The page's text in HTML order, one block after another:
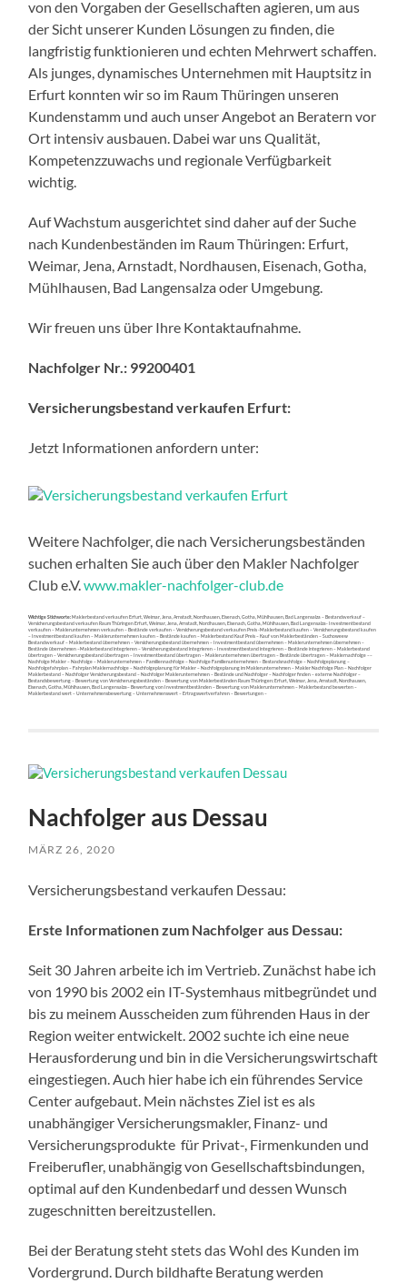
von den Vorgaben der Gesellschaften agieren, um aus
der Sicht unserer Kunden Lösungen zu finden, die
langfristig funktionieren und echten Mehrwert schaffen.
Als junges, dynamisches Unternehmen mit Hauptsitz in
Erfurt konnten wir so im Raum Thüringen unseren
Kundenstamm und auch unser Angebot an Beratern vor
Ort intensiv ausbauen. Dabei war uns Qualität,
Kompetenzzuwachs und regionale Verfügbarkeit
wichtig.
Auf Wachstum ausgerichtet sind daher auf der Suche
nach Kundenbeständen im Raum Thüringen: Erfurt,
Weimar, Jena, Arnstadt, Nordhausen, Eisenach, Gotha,
Mühlhausen, Bad Langensalza oder Umgebung.
Wir freuen uns über Ihre Kontaktaufnahme.
Nachfolger Nr.: 99200401
Versicherungsbestand verkaufen Erfurt:
Jetzt Informationen anfordern unter:
Weitere Nachfolger, die nach Versicherungsbeständen
suchen erhalten Sie auch über den Makler Nachfolger
Club e.V.www.makler-nachfolger-club.de
Wichtige Stichworte:Maklerbestand verkaufen Erfurt, Weimar, Jena, Arnstadt, Nordhausen, Eisenach, Gotha, Mühlhausen, Bad Langensalza – Bestandsverkauf –
Versicherungsbestand verkaufen Raum Thüringen Erfurt, Weimar, Jena, Arnstadt, Nordhausen, Eisenach, Gotha, Mühlhausen, Bad Langensalza- Investmentbestand
verkaufen – Maklerunternehmen verkaufen – Bestände verkaufen – Versicherungsbestand verkaufen Preis -Maklerbestand kaufen – Versicherungsbestand kaufen
– Investmentbestand kaufen – Maklerunternehmen kaufen – Bestände kaufen – Maklerbestand Kauf Preis – Kauf von Maklerbeständen – Suchoweew
Bestandsverkauf – Maklerbestand übernehmen – Versicherungsbestand übernehmen – Investmentbestand übernehmen – Maklerunternehmen übernehmen –
Bestände übernehmen –Maklerbestand integrieren – Versicherungsbestand integrieren – Investmentbestand integrieren – Bestände integrieren – Maklerbestand
übertragen – Versicherungsbestand übertragen – Investmentbestand übertragen – Maklerunternehmen übertragen – Bestände übertragen – Maklernachfolge ––
Nachfolge Makler – Nachfolge – Maklerunternehmen – Familiennachfolge – Nachfolge Familienunternehmen – Bestandsnachfolge – Nachfolgeplanung –
Nachfolgefahrplan – Fahrplan Maklernachfolge – Nachfolgeplanung für Makler – Nachfolgeplanung im Maklerunternehmen – Makler Nachfolge Plan – Nachfolger
Maklerbestand – Nachfolger Versicherungsbestand – Nachfolger Maklerunternehmen – Bestände und Nachfolger – Nachfolger finden – externe Nachfolger –
Bestandsbewertung – Bewertung von Versicherungsbeständen – Bewertung von Maklerbeständen Raum Thüringen: Erfurt, Weimar, Jena, Arnstadt, Nordhausen,
Eisenach, Gotha, Mühlhausen, Bad Langensalza– Bewertung von Investmentbeständen – Bewertung von Maklerunternehmen – Maklerbestand bewerten –
Maklerbestand wert – Unternehmensbewertung – Unternehmenswert – Ertragswertverfahren – Bewertungen –
Nachfolger aus Dessau
MÄRZ 26, 2020
Versicherungsbestand verkaufen Dessau:
Erste Informationen zum Nachfolger aus Dessau:
Seit 30 Jahren arbeite ich im Vertrieb. Zunächst habe ich
von 1990 bis 2002 ein IT-Systemhaus mitbegründet und
bis zu meinem Ausscheiden zum führenden Haus in der
Region weiter entwickelt. 2002 suchte ich eine neue
Herausforderung und bin in die Versicherungswirtschaft
eingestiegen. Auch hier habe ich ein führendes Service
Center aufgebaut. Mein nächstes Ziel ist es als
unabhängiger Versicherungsmakler, Finanz- und
Versicherungsprodukte für Privat-, Firmenkunden und
Freiberufler, unabhängig von Gesellschaftsbindungen,
optimal auf den Kundenbedarf und dessen Wunsch
zugeschnitten bereitzustellen.
Bei der Beratung steht stets das Wohl des Kunden im
Vordergrund. Durch bildhafte Beratung werden